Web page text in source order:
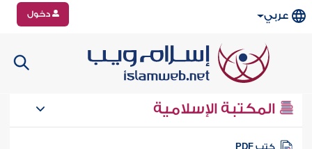
عربي دخول
المكتبة الإسلامية